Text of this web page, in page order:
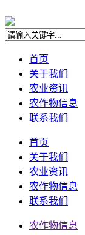
首页
关于我们
农业资讯
农作物信息
联系我们
首页
关于我们
农业资讯
农作物信息
联系我们
农作物信息